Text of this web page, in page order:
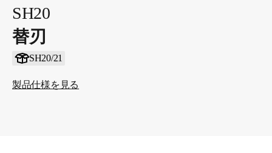
SH20
替刃
SH20/21
製品仕様を見る